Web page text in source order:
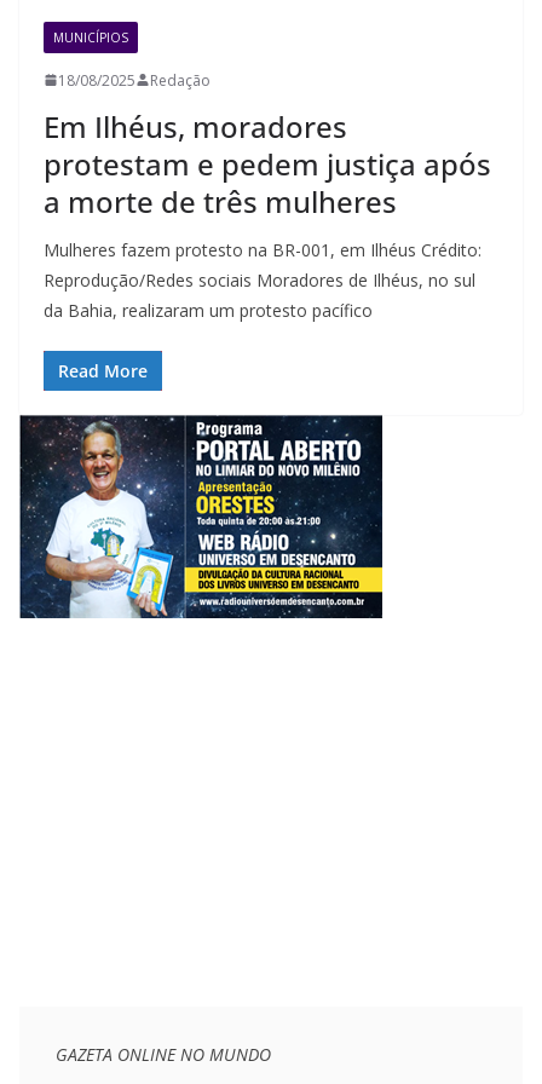
MUNICÍPIOS
18/08/2025 Redação
Em Ilhéus, moradores
protestam e pedem justiça após
a morte de três mulheres
Mulheres fazem protesto na BR-001, em Ilhéus Crédito:
Reprodução/Redes sociais Moradores de Ilhéus, no sul
da Bahia, realizaram um protesto pacífico
Read More
GAZETA ONLINE NO MUNDO